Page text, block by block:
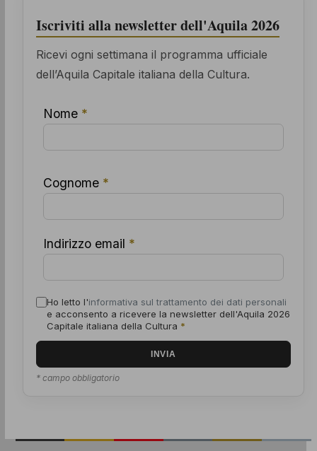
Iscriviti alla newsletter dell'Aquila 2026
Ricevi ogni settimana il programma ufficiale
dell’Aquila Capitale italiana della Cultura.
Nome *
Cognome *
Indirizzo email *
Ho letto l'informativa sul trattamento dei dati personali
e acconsento a ricevere la newsletter dell'Aquila 2026
Capitale italiana della Cultura *
* campo obbligatorio